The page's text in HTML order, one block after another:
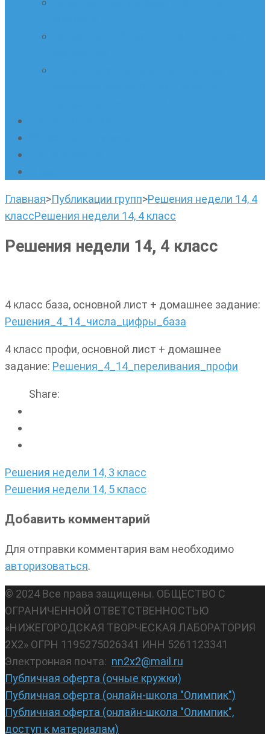
Главная>Публикации групп>Решения недели 14, 4
классРешения недели 14, 4 класс
Решения недели 14, 4 класс
4 класс база, основной лист + домашнее задание:
Решения_4_14_числа_цифры_база
4 класс профи, основной лист + домашнее
задание: Решения_4_14_переливания_профи
Share:
Навигация
по
Решения недели 14, 3 класс
Решения недели 14, 5 класс
Добавить комментарий
Для отправки комментария вам необходимо
авторизоваться.
© 2024 Все права защищены. ОБЩЕСТВО С
ОГРАНИЧЕННОЙ ОТВЕТСТВЕННОСТЬЮ
«НИЖЕГОРОДСКАЯ ТВОРЧЕСКАЯ ЛАБОРАТОРИЯ
2Х2» ОГРН 1195275026341 ИНН 5261123341
Электронная почта: nn2x2@mail.ru
Публичная оферта (очные кружки)
Публичная оферта (онлайн-школа "Олимпик")
Публичная оферта (онлайн-школа "Олимпик",
доступ к материалам)